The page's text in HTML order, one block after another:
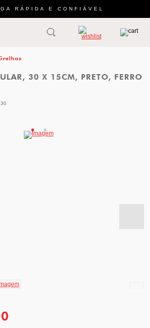
RÁPIDA E CONFIÁVEL
categoria
30 X 15CM, PRETO, FERRO